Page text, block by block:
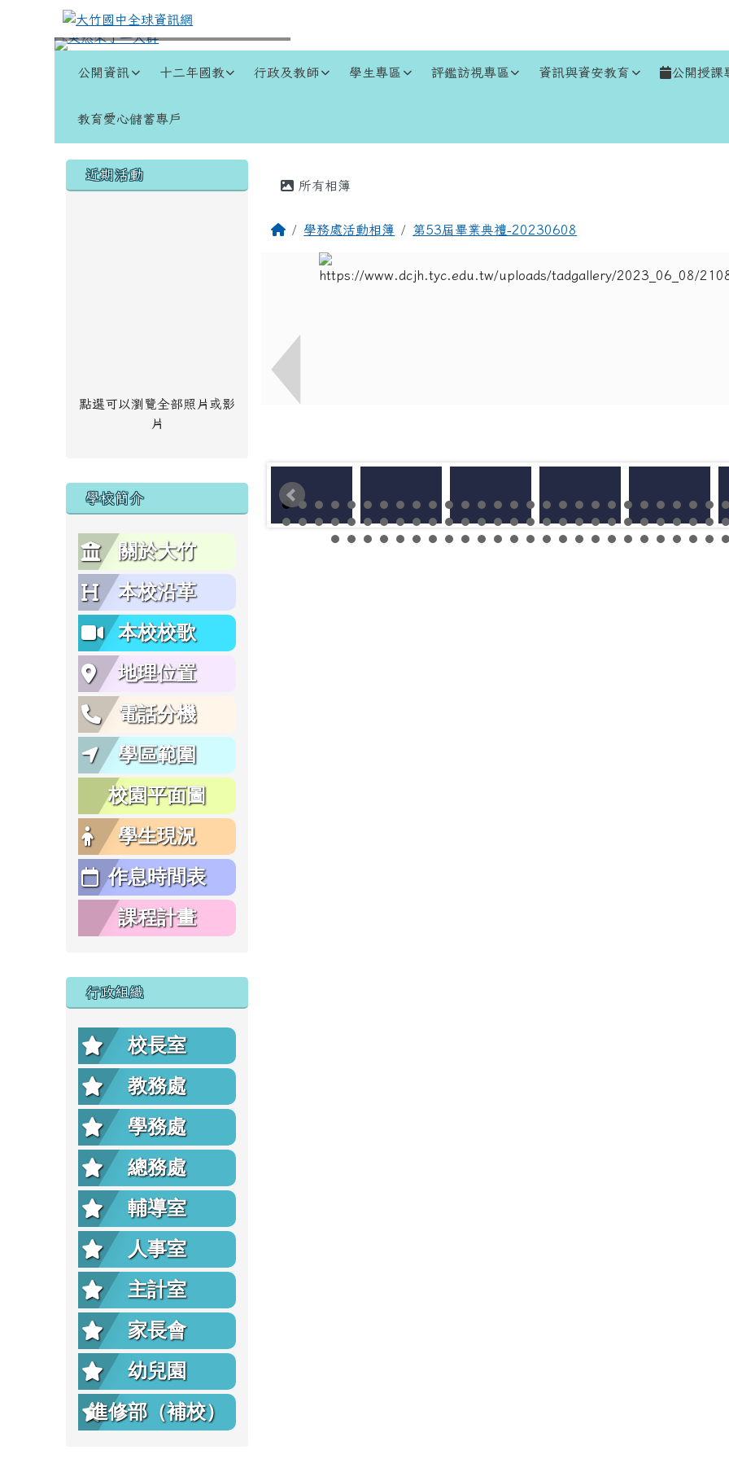
跳至主內容區
大竹國中全球資訊網
公開資訊 十二年國教 行政及教師 學生專區 評鑑訪視專區 資訊與資安教育 公開授課
教育愛心儲蓄專戶
左邊區域內容
近期活動
點選可以瀏覽全部照片或影
片
學校簡介
關於大竹
本校沿革
本校校歌
地理位置
電話分機
學區範圍
校園平面圖
學生現況
作息時間表
課程計畫
行政組織
校長室
教務處
學務處
總務處
輔導室
人事室
主計室
家長會
幼兒園
進修部（補校）
主內容區域
所有相簿
回首頁學務處活動相簿 第53屆畢業典禮-20230608
頁尾區域